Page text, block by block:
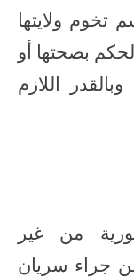
تخوم ولايتها
بصحتها أو
اللازم
من غير
جراء سريان